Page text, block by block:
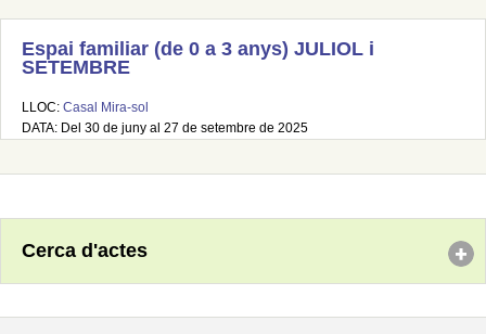
Espai familiar (de 0 a 3 anys) JULIOL i
SETEMBRE
LLOC: Casal Mira-sol
DATA: Del 30 de juny al 27 de setembre de 2025
Cerca d'actes